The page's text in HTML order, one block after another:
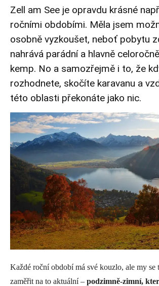
Zell am See je opravdu krásné
ročními obdobími. Měla jsem
osobně vyzkoušet, neboť pobytu
nahrává parádní a hlavně
kemp. No a samozřejmě i to, že
rozhodnete, skočíte karavanu a
této oblasti překonáte jako nic.
Každé roční období má své kouzlo, ale my se
zaměřit na to aktuální – podzimně-zimní,